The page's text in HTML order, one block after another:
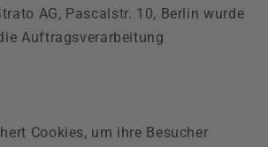
AG, Pascalstr. 10, Berlin wurde
Auftragsverarbeitung
Cookies, um ihre Besucher